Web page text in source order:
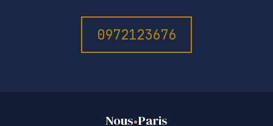
0972123676
Nous Paris